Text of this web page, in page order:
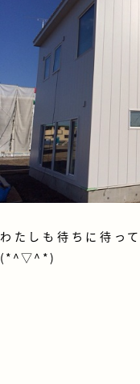
わたしも待ちに待っ
(*^▽^*)